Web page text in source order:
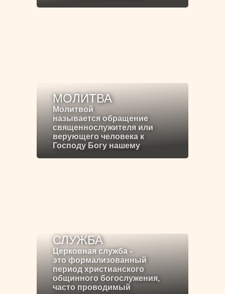
МОЛИТВА
Молитвой
называется обращение
священнослужителя или
верующего человека к
Господу Богу нашему
СЛУЖБА
Церковная служба -
это формализованный
период христианского
общинного богослужения,
часто проводимый